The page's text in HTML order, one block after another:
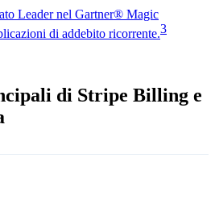
Leader nel Gartner® Magic
di addebito ricorrente.3
di Stripe Billing e